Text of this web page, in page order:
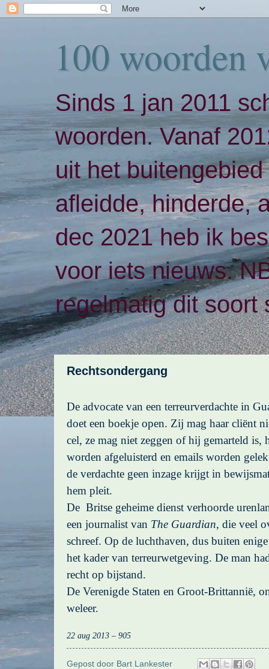
100 woorden
Sinds 1 jan 2011
woorden. Vanaf
uit het
afleidde, hinderde,
dec 2021 heb ik
voor iets nieuws.
regelmatig dit soort
Rechtsondergang
De advocate van een terreurverdachte in
doet een boekje open. Zij mag haar cliënt
cel, ze mag niet zeggen of hij gemarteld is,
worden afgeluisterd en emails worden
de verdachte geen inzage krijgt in
hem pleit.
De Britse geheime dienst verhoorde
een journalist van The Guardian, die veel
schreef. Op de luchthaven, dus buiten
het kader van terreurwetgeving. De man
recht op bijstand.
De Verenigde Staten en Groot-Brittannië,
weleer.
22 aug 2013 – 905
Gepost door Bart Lankester